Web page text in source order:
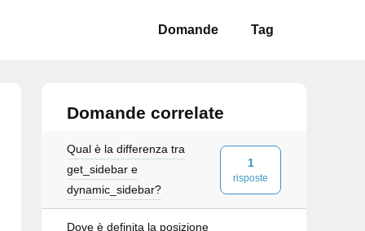
Domande Tag
Domande correlate
Qual è la differenza tra
get_sidebar e
dynamic_sidebar?
1
risposte
Dove è definita la posizione